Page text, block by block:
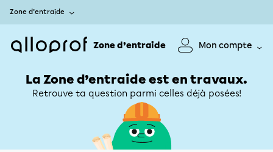
Zone d’entraide
Zone d’entraide Mon compte
La Zone d’entraide est en travaux.
Retrouve ta question parmi celles déjà posées!